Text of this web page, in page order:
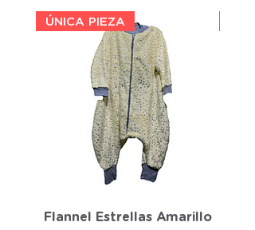
ÚNICA PIEZA
Flannel Estrellas Amarillo